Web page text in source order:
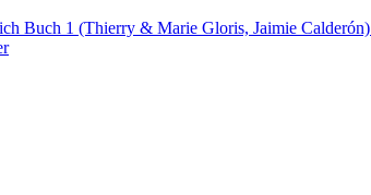
Buch 1 (Thierry & Marie Gloris, Jaimie Calderón)